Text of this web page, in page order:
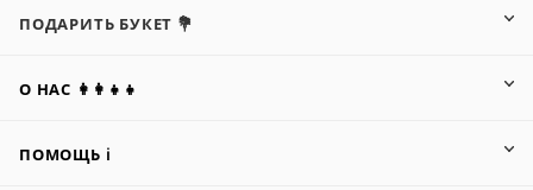
ПОДАРИТЬ БУКЕТ 💐
О НАС 👩‍👩‍👧‍👧
ПОМОЩЬ ℹ️